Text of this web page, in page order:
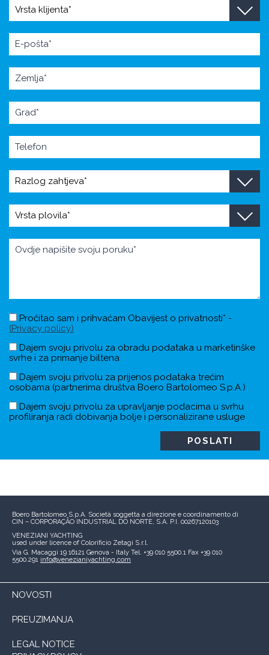
Pročitao sam i prihvaćam Obavijest o privatnosti* -
(Privacy policy)
Dajem svoju privolu za obradu podataka u marketinške
svrhe i za primanje biltena
Dajem svoju privolu za prijenos podataka trećim
osobama (partnerima društva Boero Bartolomeo S.p.A.)
Dajem svoju privolu za upravljanje podacima u svrhu
profiliranja radi dobivanja bolje i personalizirane usluge
Boero Bartolomeo S.p.A. Società soggetta a direzione e coordinamento di
CIN – CORPORAÇÃO INDUSTRIAL DO NORTE, S.A. P.I. 00267120103
VENEZIANI YACHTING
used under licence of Colorificio Zetagi S.r.l.
Via G. Macaggi 19 16121 Genova - Italy Tel. +39 010 5500.1 Fax +39 010
5500.291 info@venezianiyachting.com
NOVOSTI
PREUZIMANJA
LEGAL NOTICE